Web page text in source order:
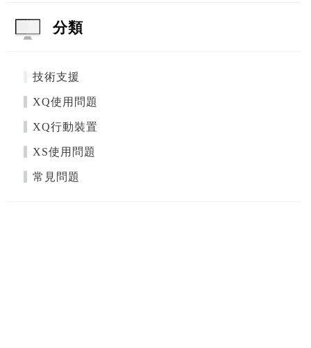
分類
技術支援
XQ使用問題
XQ行動裝置
XS使用問題
常見問題